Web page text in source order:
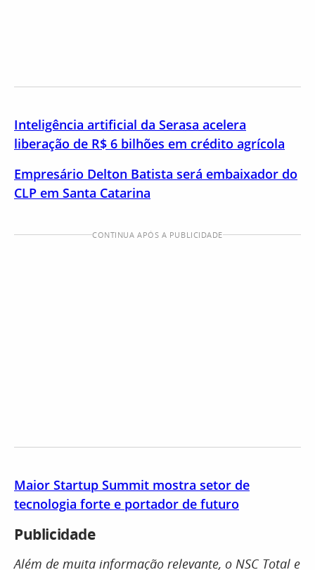
Inteligência artificial da Serasa acelera
liberação de R$ 6 bilhões em crédito agrícola
Empresário Delton Batista será embaixador do
CLP em Santa Catarina
CONTINUA APÓS A PUBLICIDADE
Maior Startup Summit mostra setor de
tecnologia forte e portador de futuro
Publicidade
Além de muita informação relevante, o NSC Total e